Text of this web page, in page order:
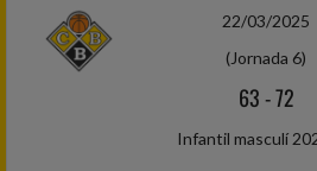
22/03/2025
(Jornada 6)
63-72
Infantil masculí